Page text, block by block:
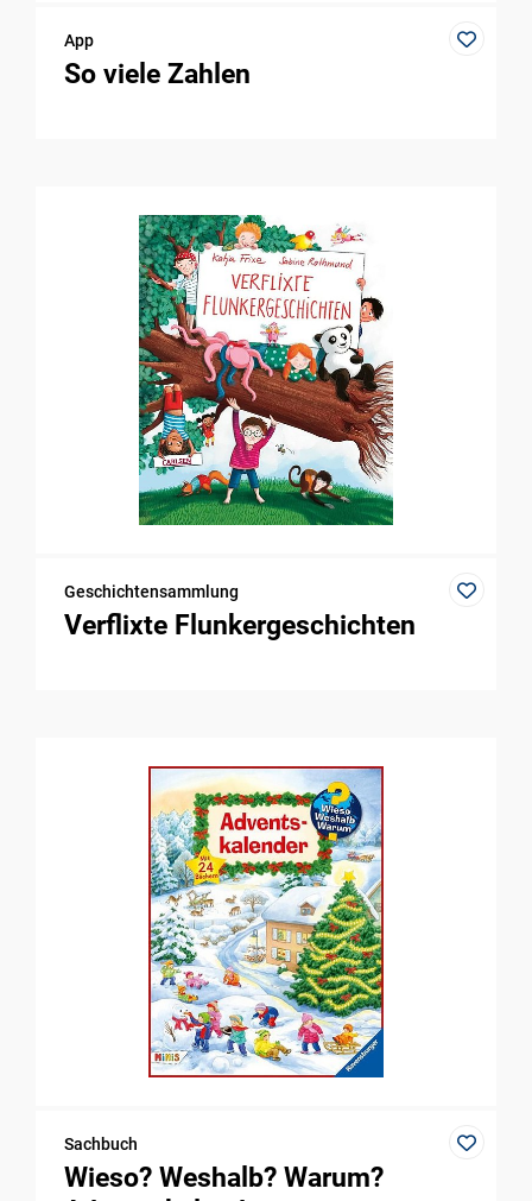
App
So viele Zahlen
Geschichtensammlung
Verflixte Flunkergeschichten
Sachbuch
Wieso? Weshalb? Warum?